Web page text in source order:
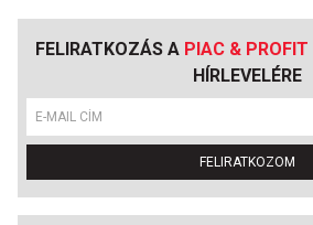
FELIRATKOZÁS A PIAC & PROFIT
HÍRLEVELÉRE
FELIRATKOZOM